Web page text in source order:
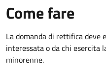
Come fare
La domanda di rettifica deve
interessata oda chi esercita
minorenne.